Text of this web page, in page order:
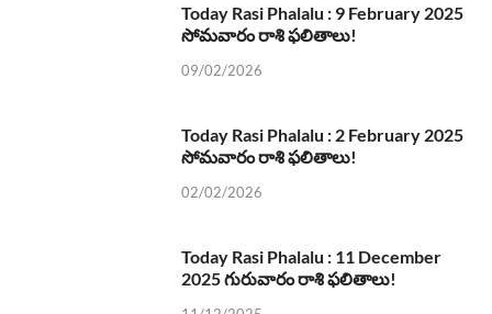
Today Rasi Phalalu : 9 February 2025
సోమవారం రాశి ఫలితాలు!
09/02/2026
Today Rasi Phalalu : 2 February 2025
సోమవారం రాశి ఫలితాలు!
02/02/2026
Today Rasi Phalalu : 11 December
2025 గురువారం రాశి ఫలితాలు!